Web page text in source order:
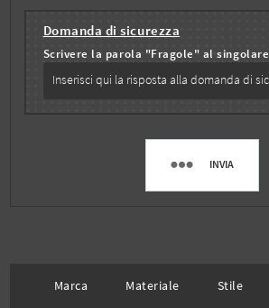
Domanda di sicurezza
Scrivere la parola "Fragole" al singolare
INVIA
Marca Materiale Stile